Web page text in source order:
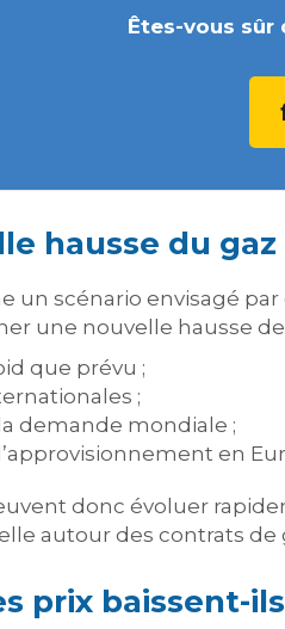
Êtes-vous sûr
hausse du
un scénario envisagé
une nouvelle hausse
que prévu ;
;
demande mondiale ;
en
donc évoluer
autour des contrats de
prix baissent-